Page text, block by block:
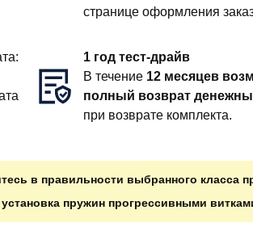
странице оформления
1 год тест-драйв
В течение 12 месяцев
полный возврат
при возврате комплекта.
в правильности выбранного класса
пружин прогрессивными